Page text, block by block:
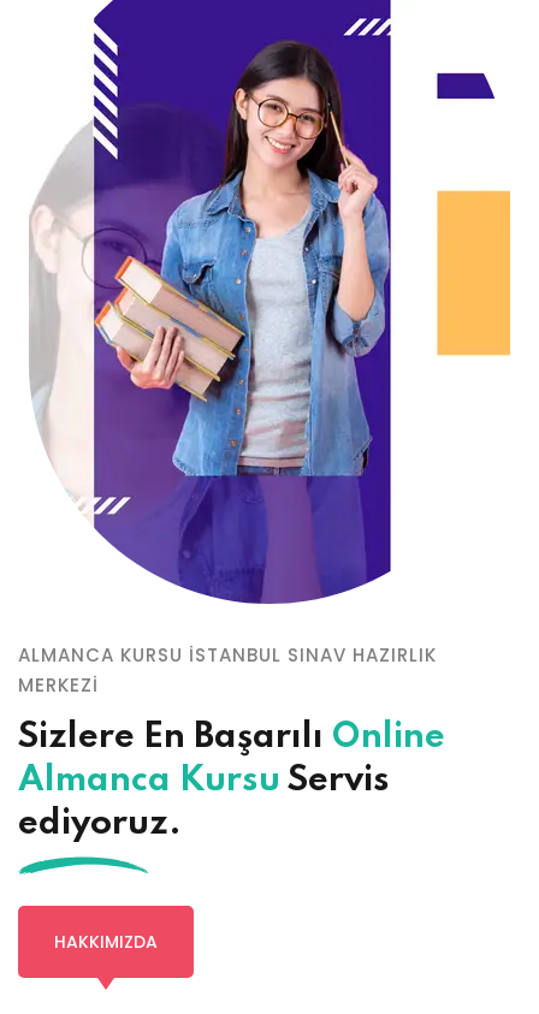
ALMANCA KURSU İSTANBUL SINAV HAZIRLIK
MERKEZİ
Sizlere En Başarılı Online
Almanca Kursu Servis
ediyoruz.
HAKKIMIZDA